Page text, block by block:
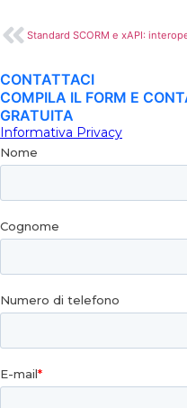
CONTATTACI
COMPILA IL FORM E
GRATUITA